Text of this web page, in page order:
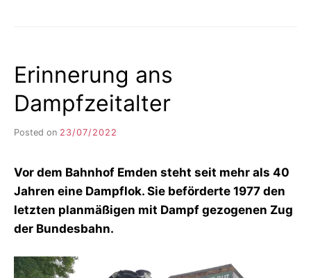
FAN
Erinnerung ans
Dampfzeitalter
Posted on 23/07/2022
I
K
L
Vor dem Bahnhof Emden steht seit mehr als 40
Jahren eine Dampflok. Sie beförderte 1977 den
letzten planmäßigen mit Dampf gezogenen Zug
der Bundesbahn.